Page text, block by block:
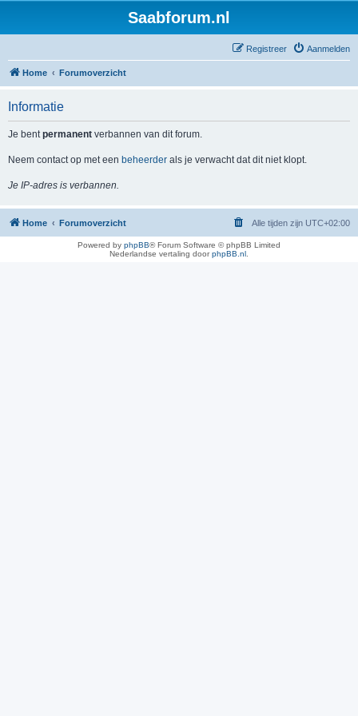
Saabforum.nl
Aanmelden
Registreer
Home Forumoverzicht
Informatie
Je bentpermanent verbannen van dit forum.
Neem contact op met een beheerder als je verwacht dat dit niet klopt.
Je IP-adres is verbannen.
Home Forumoverzicht Alle tijden zijn UTC+02:00
Powered by phpBB® Forum Software © phpBB Limited
Nederlandse vertaling doorphpBB.nl